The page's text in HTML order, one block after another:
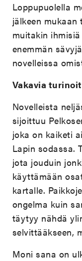
Loppupuolella
jälkeen mukaan
muitakin
enemmän
novelleissa
Vakavia
Novelleista
sijoittuu
joka on kaiketi
Lapin sodassa.
jota jouduin
käyttämään
kartalle.
ongelma kuin
täytyy nähdä
selvittääkseen,
Moni sana on